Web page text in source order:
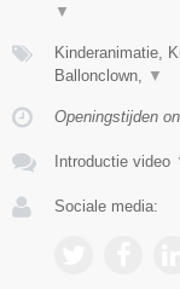
▼
Kinderanimatie,
Ballonclown, ▼
Openingstijden
Introductie video
Sociale media: